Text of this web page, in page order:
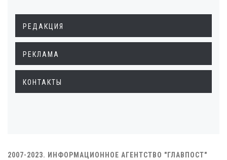
РЕДАКЦИЯ
РЕКЛАМА
КОНТАКТЫ
2007-2023. ИНФОРМАЦИОННОЕ АГЕНТСТВО "ГЛАВПОСТ"